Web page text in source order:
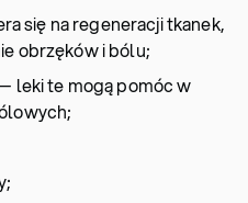
się na regeneracji tkanek,
obrzęków i bólu;
leki te mogą pomóc w